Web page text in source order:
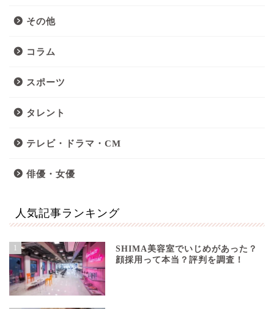
その他
コラム
スポーツ
タレント
テレビ・ドラマ・CM
俳優・女優
人気記事ランキング
1
SHIMA美容室でいじめがあった？
顔採用って本当？評判を調査！